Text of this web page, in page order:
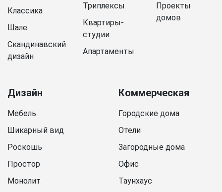
Классика
Шале
Скандинавский
дизайн
Триплексы
Квартиры-
студии
Апартаменты
Проекты
домов
Дизайн
Мебель
Шикарный вид
Роскошь
Простор
Монолит
Коммерческая
Городские дома
Отели
Загородные дома
Офис
Таунхаус